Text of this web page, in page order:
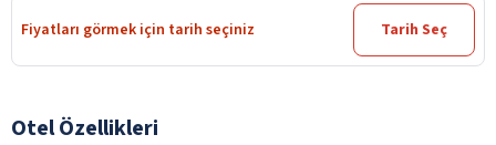
Fiyatları görmek için tarih seçiniz Tarih Seç
Otel Özellikleri